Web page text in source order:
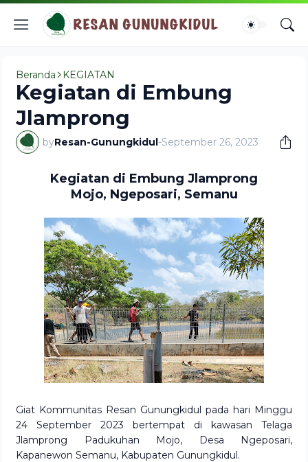
Beranda KEGIATAN
Kegiatan di Embung
Jlamprong
byResan-Gunungkidul-September 26, 2023
Kegiatan di Embung Jlamprong
Mojo, Ngeposari, Semanu
Giat Kommunitas Resan Gunungkidul pada hari Minggu
24 September 2023 bertempat di kawasan Telaga
Jlamprong Padukuhan Mojo, Desa Ngeposari,
Kapanewon Semanu, Kabupaten Gunungkidul.